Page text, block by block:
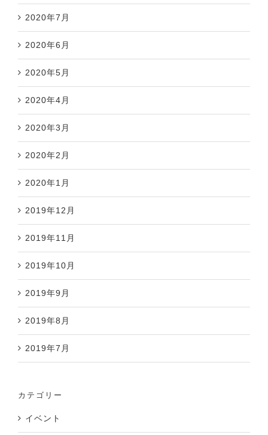
2020年7月
2020年6月
2020年5月
2020年4月
2020年3月
2020年2月
2020年1月
2019年12月
2019年11月
2019年10月
2019年9月
2019年8月
2019年7月
カテゴリー
イベント